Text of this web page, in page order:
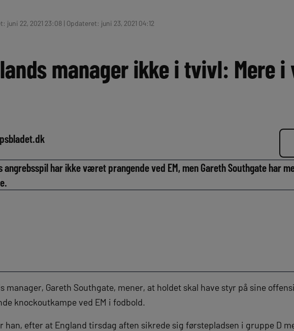
juni 22, 2021 23:08 | Opdateret: juni 23, 2021 04:12
manager ikke i tvivl: Mere i
angrebsspil har ikke været prangende ved EM, men Gareth Southgate har
manager, Gareth Southgate, mener, at holdet skal have styr på sine
knockoutkampe ved EM i fodbold.
han, efter at England tirsdag aften sikrede sig førstepladsen i gruppe D